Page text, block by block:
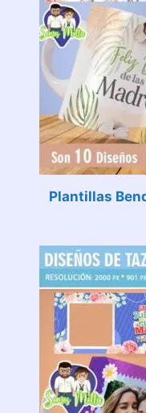
Plantillas